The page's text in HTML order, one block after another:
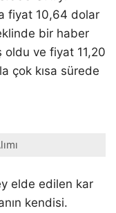
fiyat 10,64 dolar
bir haber
oldu ve fiyat 11,20
çok kısa sürede
elde edilen kar
kendisi.